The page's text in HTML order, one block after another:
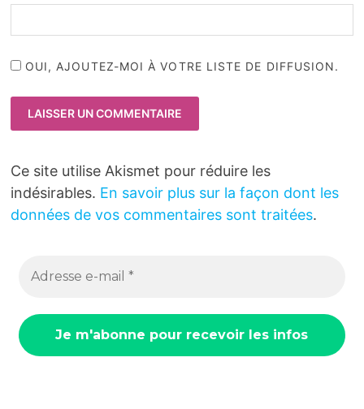
OUI, AJOUTEZ-MOI À VOTRE LISTE DE DIFFUSION.
Ce site utilise Akismet pour réduire les
indésirables. En savoir plus sur la façon dont les
données de vos commentaires sont traitées.